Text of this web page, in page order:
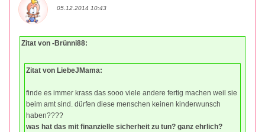
05.12.2014 10:43
Zitat von -Brünni88:
Zitat von LiebeJMama:
finde es immer krass das sooo viele andere fertig machen weil sie
beim amt sind. dürfen diese menschen keinen kinderwunsch
haben????
was hat das mit finanzielle sicherheit zu tun? ganz ehrlich?